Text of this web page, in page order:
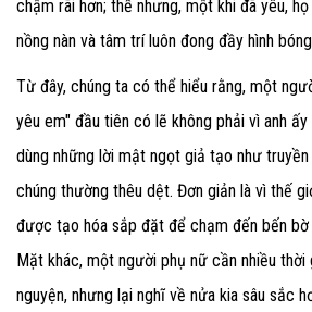
chậm rãi hơn; thế nhưng, một khi đã yêu,
nồng nàn và tâm trí luôn đong đầy hình
Từ đây, chúng ta có thể hiểu rằng, một
yêu em" đầu tiên có lẽ không phải vì anh
dùng những lời mật ngọt giả tạo như
chúng thường thêu dệt. Đơn giản là vì thế
được tạo hóa sắp đặt để chạm đến bến
Mặt khác, một người phụ nữ cần nhiều
nguyện, nhưng lại nghĩ về nửa kia sâu sắc